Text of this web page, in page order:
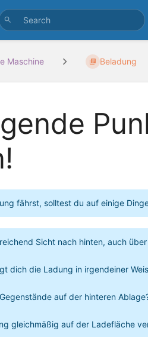
Maschine Beladung
fährst, solltest du auf einige
Sicht nach hinten, auch
dich die Ladung in irgendeiner
auf der hinteren
gleichmäßig auf der Ladefläche